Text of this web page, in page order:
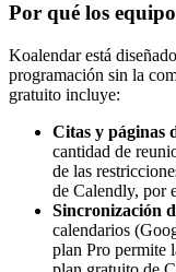
Por qué los
Koalendar está
programación sin la
gratuito incluye:
Citas y páginas
cantidad de
de las
de Calendly, por
Sincronización
calendarios
plan Pro permite